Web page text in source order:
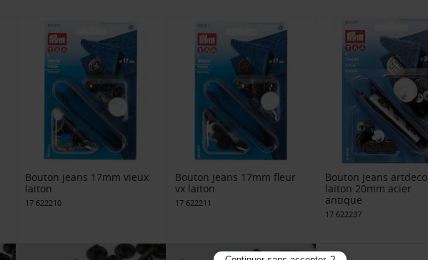
Bouton jeans 17mm vieux
laiton
17 622210
Bouton jeans 17mm fleur
vx laiton
17 622211
Bouton jeans artdeco
laiton 20mm acier
antique
17 622237